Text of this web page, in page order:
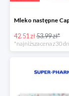
42.51 zł53.99 zł*